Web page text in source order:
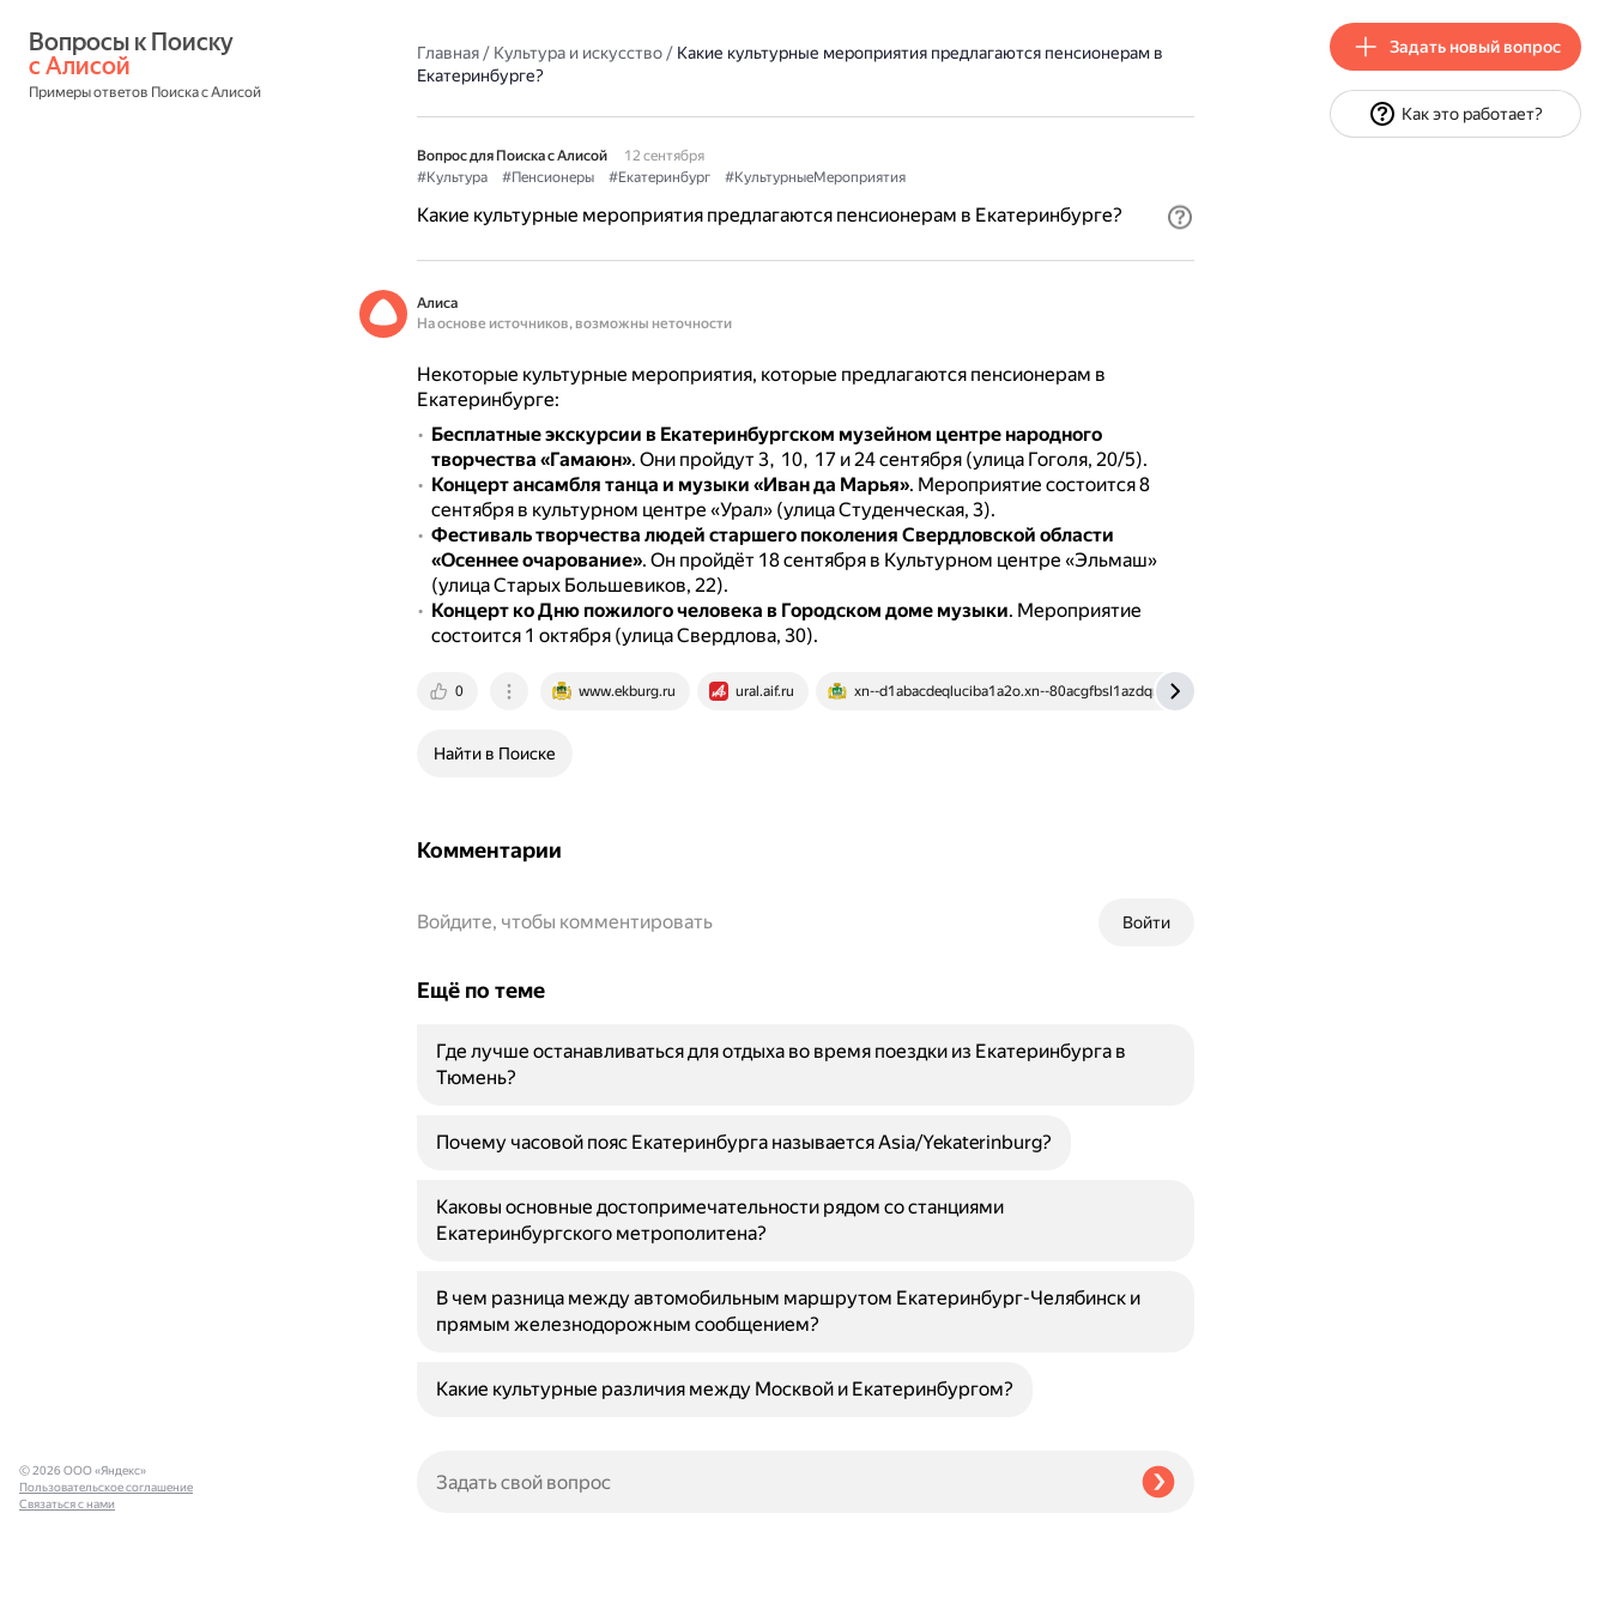
с Алисой
Примеры ответов Поиска с Алисой
Главная/ Культура и искусство/ Какие культурные мероприятия предлагаются пенсионерам в
Екатеринбурге?
Вопрос для Поиска с Алисой
12 сентября
#Культура
#Пенсионеры #Екатеринбург #КультурныеМероприятия
Какие культурные мероприятия предлагаются пенсионерам в Екатеринбурге?
Алиса
На основе источников, возможны неточности
Некоторые культурные мероприятия, которые предлагаются пенсионерам в
Екатеринбурге:
Бесплатные экскурсии в Екатеринбургском музейном центре народного
творчества «Гамаюн». Они пройдут 3, 10, 17 и 24 сентября (улица Гоголя, 20/5).
Концерт ансамбля танца и музыки «Иван да Марья». Мероприятие состоится 8
сентября в культурном центре «Урал» (улица Студенческая, 3).
Фестиваль творчества людей старшего поколения Свердловской области
«Осеннее очарование». Он пройдёт 18 сентября в Культурном центре «Эльмаш»
(улица Старых Большевиков, 22).
Концерт ко Дню пожилого человека в Городском доме музыки. Мероприятие
состоится 1 октября (улица Свердлова, 30).
0 www.ekburg.ru ural.aif.ru xn--d1abacdeqluciba1a2o.xn--80acgfbsl1azdqr.xn--p1ai
Найти в Поиске
Комментарии
Войти
Войдите, чтобы комментировать
Ещё по теме
Где лучше останавливаться для отдыха во время поездки из Екатеринбурга в
Тюмень?
Почему часовой пояс Екатеринбурга называется Asia/Yekaterinburg?
Каковы основные достопримечательности рядом со станциями
Екатеринбургского метрополитена?
В чем разница между автомобильным маршрутом Екатеринбург-Челябинск и
прямым железнодорожным сообщением?
Какие культурные различия между Москвой и Екатеринбургом?
© 2026 ООО «Яндекс»
Пользовательское соглашение
Связаться с нами
Задать новый вопрос
Как это работает?